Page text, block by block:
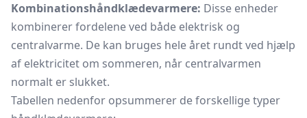
Kombinationshåndklædevarmere: Disse enheder
kombinerer fordelene ved både elektrisk og
centralvarme. De kan bruges hele året rundt ved hjælp
af elektricitet om sommeren, når centralvarmen
normalt er slukket.
Tabellen nedenfor opsummerer de forskellige typer